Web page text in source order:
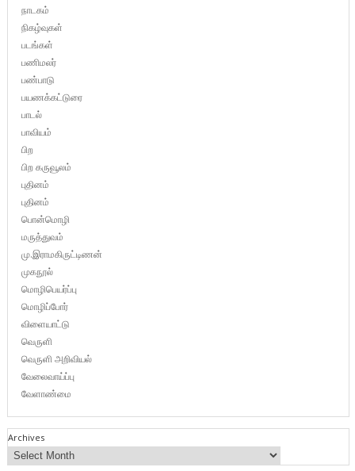
நாடகம்
நிகழ்வுகள்
படங்கள்
பணிமலர்
பண்பாடு
பயணக்கட்டுரை
பாடல்
பாவியம்
பிற
பிற கருவூலம்
புதினம்
புதினம்
பொன்மொழி
மருத்துவம்
மு.இராமகிருட்டிணன்
முகநூல்
மொழிபெயர்ப்பு
மொழிப்போர்
விளையாட்டு
வெருளி
வெருளி அறிவியல்
வேலைவாய்ப்பு
வேளாண்மை
Archives